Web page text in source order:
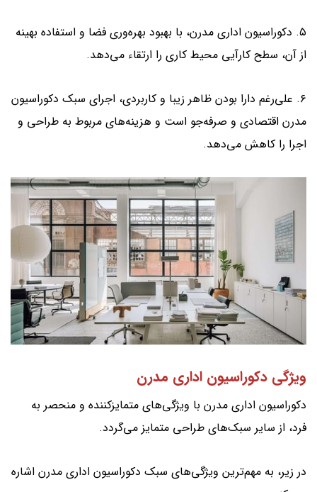
۵. دکوراسیون اداری مدرن، با بهبود بهره‌وری فضا و استفاده بهینه
از آن، سطح کارآیی محیط کاری را ارتقاء می‌دهد.
۶. علی‌رغم دارا بودن ظاهر زیبا و کاربردی، اجرای سبک دکوراسیون
مدرن اقتصادی و صرفه‌جو است و هزینه‌های مربوط به طراحی و
اجرا را کاهش می‌دهد.
ویژگی دکوراسیون اداری مدرن
دکوراسیون اداری مدرن با ویژگی‌های متمایزکننده و منحصر به
فرد، از سایر سبک‌های طراحی متمایز می‌گردد.
در زیر، به مهم‌ترین ویژگی‌های سبک دکوراسیون اداری مدرن اشاره